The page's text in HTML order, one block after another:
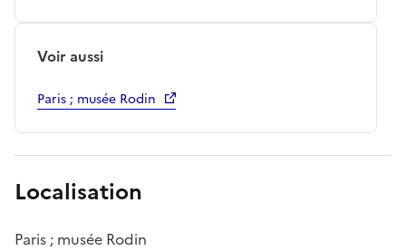
Voir aussi
Paris ; musée Rodin
Localisation
Paris ; musée Rodin